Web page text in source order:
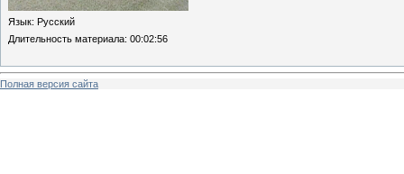
Язык: Русский
Длительность материала: 00:02:56
Полная версия сайта